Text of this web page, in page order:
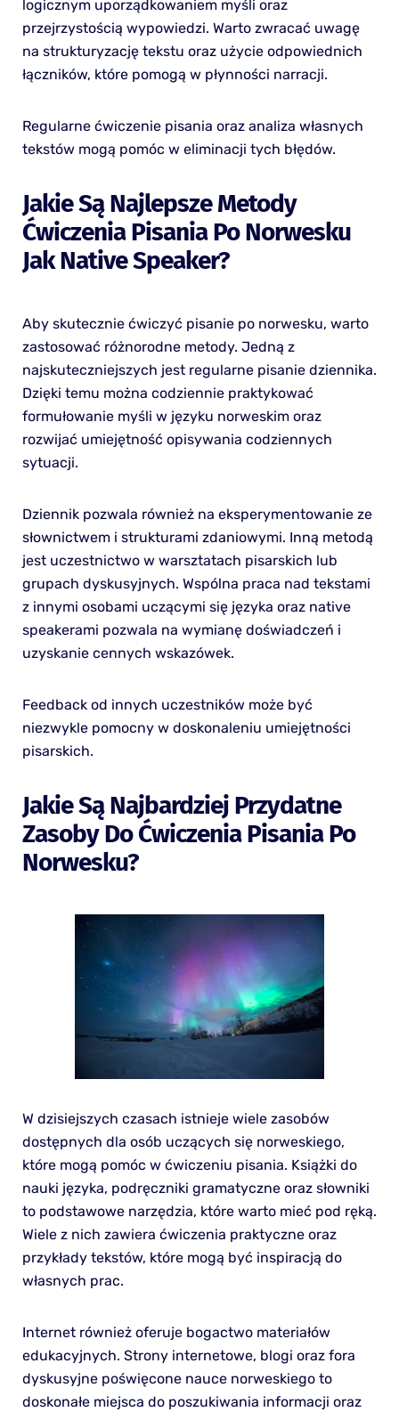
logicznym uporządkowaniem myśli oraz
przejrzystością wypowiedzi. Warto zwracać uwagę
na strukturyzację tekstu oraz użycie odpowiednich
łączników, które pomogą w płynności narracji.
Regularne ćwiczenie pisania oraz analiza własnych
tekstów mogą pomóc w eliminacji tych błędów.
Jakie Są Najlepsze Metody
Ćwiczenia Pisania Po Norwesku
Jak Native Speaker?
Aby skutecznie ćwiczyć pisanie po norwesku, warto
zastosować różnorodne metody. Jedną z
najskuteczniejszych jest regularne pisanie dziennika.
Dzięki temu można codziennie praktykować
formułowanie myśli w języku norweskim oraz
rozwijać umiejętność opisywania codziennych
sytuacji.
Dziennik pozwala również na eksperymentowanie ze
słownictwem i strukturami zdaniowymi. Inną metodą
jest uczestnictwo w warsztatach pisarskich lub
grupach dyskusyjnych. Wspólna praca nad tekstami
z innymi osobami uczącymi się języka oraz native
speakerami pozwala na wymianę doświadczeń i
uzyskanie cennych wskazówek.
Feedback od innych uczestników może być
niezwykle pomocny w doskonaleniu umiejętności
pisarskich.
Jakie Są Najbardziej Przydatne
Zasoby Do Ćwiczenia Pisania Po
Norwesku?
W dzisiejszych czasach istnieje wiele zasobów
dostępnych dla osób uczących się norweskiego,
które mogą pomóc w ćwiczeniu pisania. Książki do
nauki języka, podręczniki gramatyczne oraz słowniki
to podstawowe narzędzia, które warto mieć pod ręką.
Wiele z nich zawiera ćwiczenia praktyczne oraz
przykłady tekstów, które mogą być inspiracją do
własnych prac.
Internet również oferuje bogactwo materiałów
edukacyjnych. Strony internetowe, blogi oraz fora
dyskusyjne poświęcone nauce norweskiego to
doskonałe miejsca do poszukiwania informacji oraz